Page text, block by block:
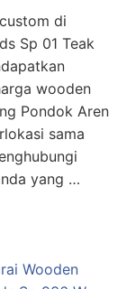
di
Sp 01 Teak
wooden
Pondok Aren
sama
yang …